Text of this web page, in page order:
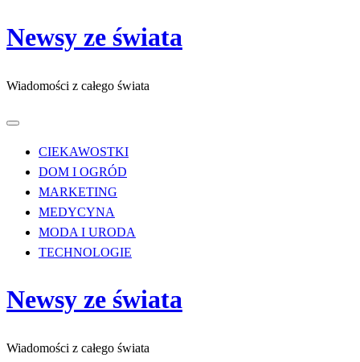
Przejdź
do
Newsy ze świata
Wiadomości z całego świata
CIEKAWOSTKI
DOM I OGRÓD
MARKETING
MEDYCYNA
MODA I URODA
TECHNOLOGIE
Newsy ze świata
Wiadomości z całego świata